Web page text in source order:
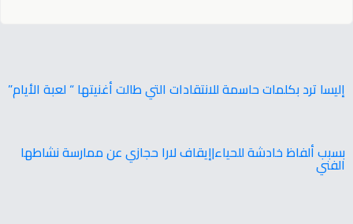
إليسا ترد بكلمات حاسمة للانتقادات التي طالت أغنيتها “ لعبة الأيام”
بسبب ألفاظ خادشة للحياء|إيقاف لارا حجازي عن ممارسة نشاطها
الفني